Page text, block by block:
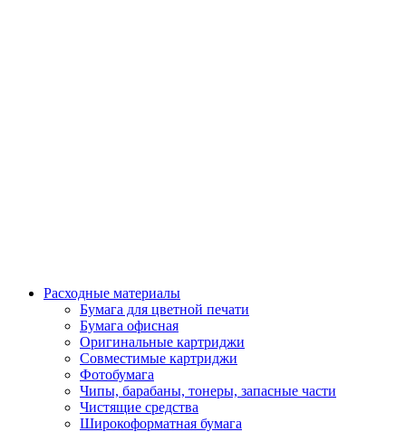
Расходные материалы
Бумага для цветной печати
Бумага офисная
Оригинальные картриджи
Совместимые картриджи
Фотобумага
Чипы, барабаны, тонеры, запасные части
Чистящие средства
Широкоформатная бумага